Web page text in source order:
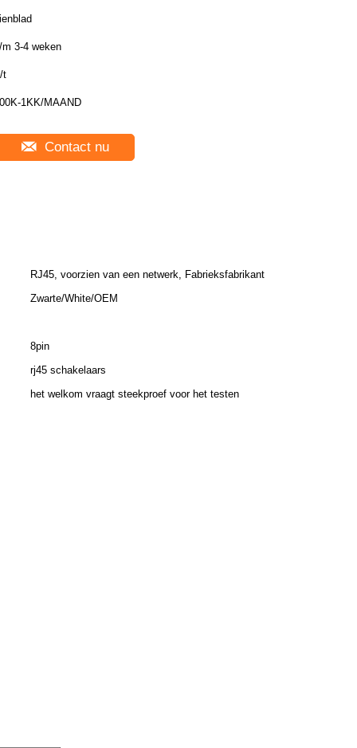
m 3-4 weken
t
1KK/MAAND
Contact nu
RJ45, voorzien van een netwerk, Fabrieksfabrikant
Zwarte/White/OEM
8pin
rj45 schakelaars
het welkom vraagt steekproef voor het testen